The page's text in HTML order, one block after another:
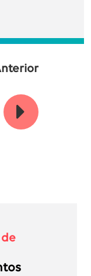
de